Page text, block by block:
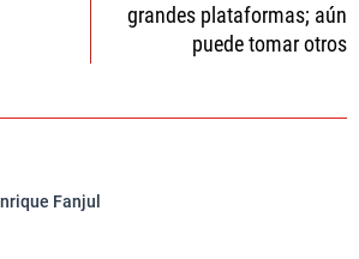
grandes plataformas; aún
puede tomar otros
Fanjul